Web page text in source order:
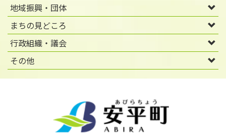
地域振興・団体
まちの見どころ
行政組織・議会
その他